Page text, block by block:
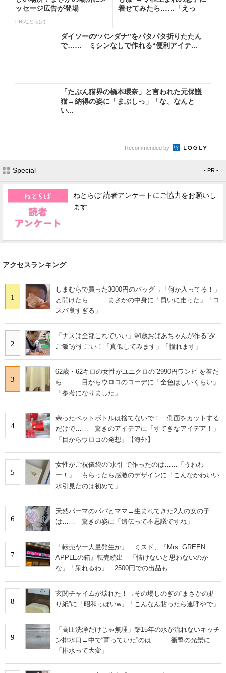
ッセージ広告が登場
PR(ねとらぼ)
着せてみたら……「えっ
ダイソーの“バンダナ”をパタパタ折りたたん
で…… ミシンなしで作れる“便利アイテ...
「たぶん猫界の橋本環奈」と言われた元保護
猫→納得の姿に「まぶしっ」「な、なんと
い...
Recommended by
Special - PR -
ねとらぼ 読者アンケートにご協力をお願いし
ます
アクセスランキング
1
しまむらで買った3000円のバッグ→「何か入ってる！」
と開けたら…… まさかの中身に「買いに走った」「コ
スパ良すぎる」
2
「ナスは全部これでいい」94歳おばあちゃんが作る“夕
ご飯”がすごい！「真似してみます」「憧れます」
3
62歳・62キロの女性がユニクロの“2990円ワンピ”を着た
ら…… 目からウロコのコーデに「全色ほしいくらい」
「参考になりました」
4
余ったペットボトルは捨てないで！ 側面をカットする
だけで…… 驚きのアイデアに「すてきなアイデア！」
「目からウロコの発想」【海外】
5
女性がご祝儀袋の“水引”で作ったのは……「うわわ
ー！」 もらったら感激のデザインに「こんなかわいい
水引見たのは初めて」
6
天然パーマのパパとママ→生まれてきた2人の女の子
は…… 驚きの姿に「遺伝って不思議ですね」
7
「転売ヤー大量発生か」 ミスド、『Mrs. GREEN
APPLEの箱』転売続出 「情けないと思わないのか
な」「呆れるわ」 2500円での出品も
8
玄関チャイムが壊れた！→その場しのぎの“まさかの貼
り紙”に「昭和っぽいw」「こんなん貼ったら連呼やで」
9
「高圧洗浄だけじゃ無理」築15年の水が流れないキッチ
ン排水口→中で“育っていた”のは…… 衝撃の光景に
「排水って大変」